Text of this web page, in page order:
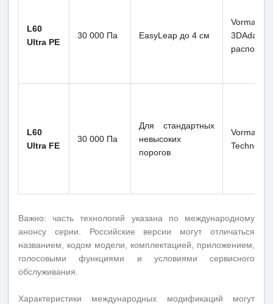
L60
Ultra PE
30 000 Па EasyLeap до 4 см
Vormax,
3DAdapt
L60
Ultra FE
30 000 Па
Для стандартных
невысоких
порогов
Важно: часть технологий указана по международному
анонсу серии. Российские версии могут отличаться
названием, кодом модели, комплектацией, приложением,
голосовыми функциями и условиями сервисного
обслуживания.
Характеристики международных модификаций могут